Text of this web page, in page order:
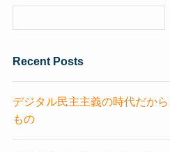
Recent Posts
デジタル民主主義の時代だか
もの